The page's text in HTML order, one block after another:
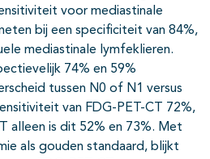
voor mediastinale
bij een specificiteit van 84%,
mediastinale lymfeklieren.
74% en 59%
tussen N0 of N1 versus
van FDG-PET-CT 72%,
alleen is dit 52% en 73%. Met
als gouden standaard, blijkt